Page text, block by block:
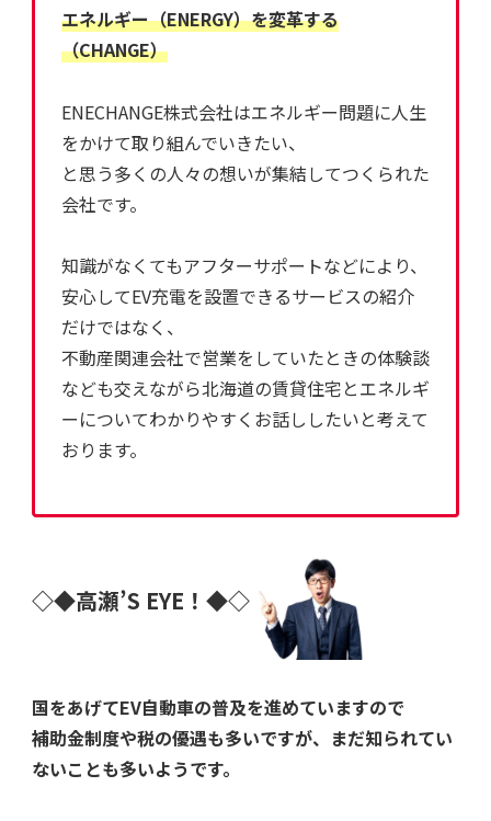
エネルギー（ENERGY）を変革する
（CHANGE）
ENECHANGE株式会社はエネルギー問題に人生
をかけて取り組んでいきたい、
と思う多くの人々の想いが集結してつくられた
会社です。
知識がなくてもアフターサポートなどにより、
安心してEV充電を設置できるサービスの紹介
だけではなく、
不動産関連会社で営業をしていたときの体験談
なども交えながら北海道の賃貸住宅とエネルギ
ーについてわかりやすくお話ししたいと考えて
おります。
◇◆高瀬’S EYE！◆◇
国をあげてEV自動車の普及を進めていますので
補助金制度や税の優遇も多いですが、まだ知られてい
ないことも多いようです。